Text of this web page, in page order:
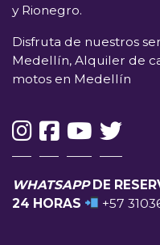
y Rionegro.
Disfruta de nuestros
Medellín, Alquiler de
motos en Medellín
WHATSAPPDE
24 HORAS
+57